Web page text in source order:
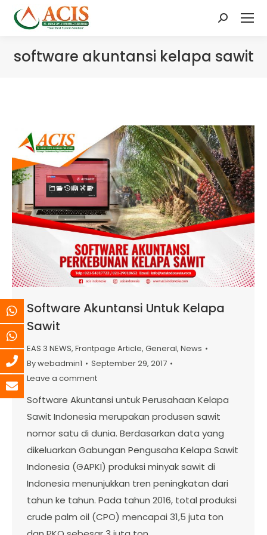
Search:
software akuntansi kelapa sawit
Software Akuntansi Untuk Kelapa
Sawit
EAS 3 NEWS, Frontpage Article, General, News
Bywebadmin1
September 29, 2017
Leave a comment
Software Akuntansi untuk Perusahaan Kelapa
Sawit Indonesia merupakan produsen sawit
nomor satu di dunia. Berdasarkan data yang
dikeluarkan Gabungan Pengusaha Kelapa Sawit
Indonesia (GAPKI) produksi minyak sawit di
Indonesia menunjukkan tren peningkatan dari
tahun ke tahun. Pada tahun 2016, total produksi
crude palm oil (CPO) mencapai 31,5 juta ton